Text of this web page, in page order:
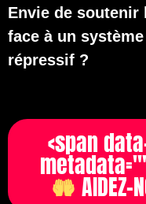
Envie de
face à un
répressif ?
<span
metadata="
AIDEZ-